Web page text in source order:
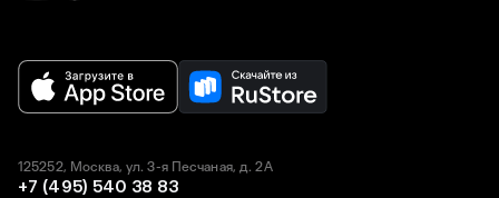
125252, Москва, ул. 3-я Песчаная, д. 2А
+7 (495) 540 38 83